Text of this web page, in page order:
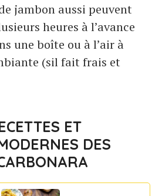
jambon aussi peuvent
heures à l’avance
une boîte ou à l’air à
(sil fait frais et
ET
DES